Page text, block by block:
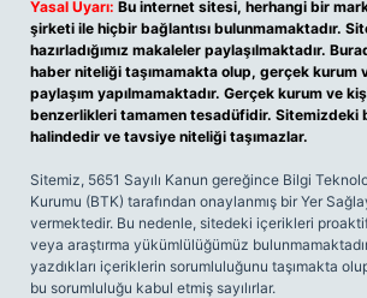
Yasal Uyarı: Bu internet sitesi, herhangi bir
şirketi ile hiçbir bağlantısı bulunmamaktadır.
hazırladığımız makaleler paylaşılmaktadır.
haber niteliği taşımamakta olup, gerçek kurum
paylaşım yapılmamaktadır. Gerçek kurum ve
benzerlikleri tamamen tesadüfidir. Sitemizdeki
halindedir ve tavsiye niteliği taşımazlar.
Sitemiz, 5651 Sayılı Kanun gereğince Bilgi
Kurumu (BTK) tarafından onaylanmış bir Yer
vermektedir. Bu nedenle, sitedeki içerikleri
veya araştırma yükümlülüğümüz
yazdıkları içeriklerin sorumluluğunu taşımakta
bu sorumluluğu kabul etmiş sayılırlar.